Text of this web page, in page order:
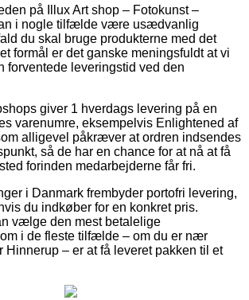
på Illux Art shop – Fotokunst –
i nogle tilfælde være usædvanlig
du skal bruge produkterne med det
formål er det ganske meningsfuldt at vi
forventede leveringstid ved den
giver 1 hverdags levering på en
varenumre, eksempelvis Enlightened af
alligevel påkræver at ordren indsendes
så de har en chance for at nå at få
forinden medarbejderne får fri.
i Danmark frembyder portofri levering,
du indkøber for en konkret pris.
vælge den mest betalelige
i de fleste tilfælde – om du er nær
Hinnerup – er at få leveret pakken til et